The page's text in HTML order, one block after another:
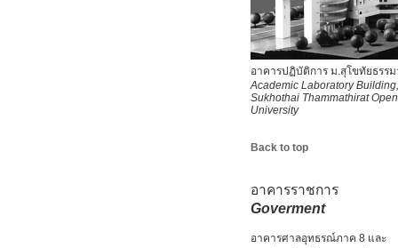
อาคารปฏิบัติการ ม.สุโขทัยธรร
Academic Laboratory Building,
Sukhothai Thammathirat Open
University
Back to top
อาคารราชการ
Goverment
อาคารศาลอุทธรณ์ภาค 8 และ